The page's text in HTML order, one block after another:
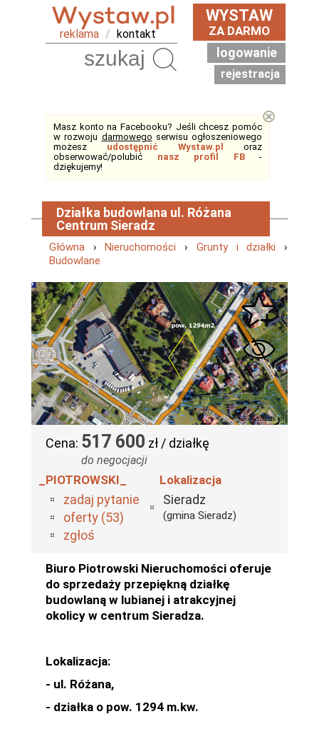
reklama / kontakt
WYSTAW
ZA DARMO
logowanie
rejestracja
Masz konto na Facebooku? Jeśli chcesz pomóc
w rozwoju darmowego serwisu ogłoszeniowego
możesz udostępnić Wystaw.pl
oraz
obserwować/polubić nasz profil FB-
dziękujemy!
⊗
Działka budowlana ul. Różana
Centrum Sieradz
Główna ›Nieruchomości › Grunty i działki ›
Budowlane
Cena: 517 600 zł / działkę
do negocjacji
_PIOTROWSKI_
zadaj pytanie
oferty (53)
zgłoś
Lokalizacja
Sieradz
(gmina Sieradz)
Biuro Piotrowski Nieruchomości oferuje
do sprzedaży przepiękną działkę
budowlaną w lubianej i atrakcyjnej
okolicy w centrum Sieradza.
Lokalizacja:
- ul. Różana,
- działka o pow. 1294 m.kw.